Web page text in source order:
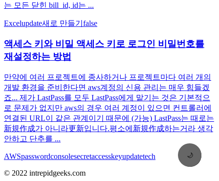
🌙
는 모든 닫힌 bill_id, id는 ...
Excelupdate새로 만들기 false
액세스 키와 비밀 액세스 키로 로그인 비밀번호를
재설정하는 방법
만약에 여러 프로젝트에 종사하거나 프로젝트마다 여러 개의
개발 환경을 준비한다면 aws계정의 신용 관리는 매우 힘들겠
죠... 제가 LastPass를 모두 LastPass에게 맡기는 것은 기본적으
로 문제가 없지만 aws의 경우 여러 계정이 있으면 컨트롤러에
연결된 URL이 같은 관계이기 때문에 (가능) LastPass는 때로는
新規作成가 아니라更新입니다.평소에新規作成하는거라 생각
안하고 단추를 ...
AWSpasswordconsolesecretaccesskeyupdatetech
© 2022 intrepidgeeks.com